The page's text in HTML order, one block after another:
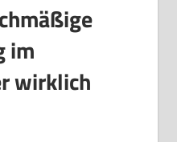
im
wirklich